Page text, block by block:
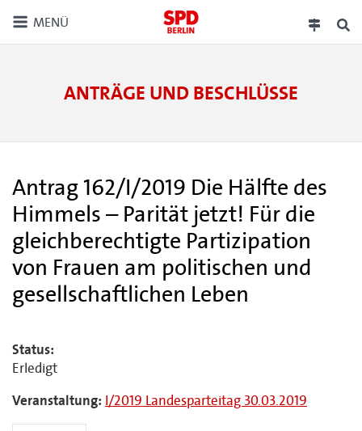
MENÜ
ANTRÄGE UND BESCHLÜSSE
Antrag 162/I/2019 Die Hälfte des
Himmels – Parität jetzt! Für die
gleichberechtigte Partizipation
von Frauen am politischen und
gesellschaftlichen Leben
Status:
Erledigt
Veranstaltung: I/2019 Landesparteitag 30.03.2019